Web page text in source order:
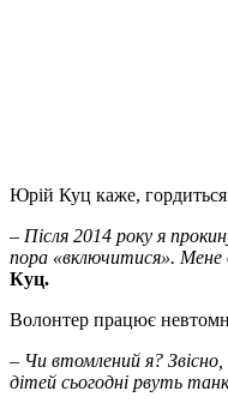
Юрій Куц каже,
– Після 2014 року я
пора «включитися».
Куц.
Волонтер працює
– Чи втомлений я?
дітей сьогодні рвуть